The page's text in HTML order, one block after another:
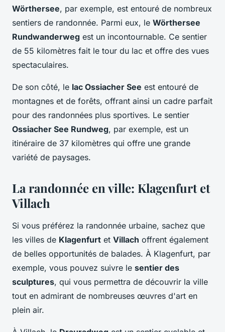
Wörthersee, par exemple, est entouré de nombreux
sentiers de randonnée. Parmi eux, le Wörthersee
Rundwanderweg est un incontournable. Ce sentier
de 55 kilomètres fait le tour du lac et offre des vues
spectaculaires.
De son côté, le lac Ossiacher See est entouré de
montagnes et de forêts, offrant ainsi un cadre parfait
pour des randonnées plus sportives. Le sentier
Ossiacher See Rundweg, par exemple, est un
itinéraire de 37 kilomètres qui offre une grande
variété de paysages.
La randonnée en ville: Klagenfurt et
Villach
Si vous préférez la randonnée urbaine, sachez que
les villes de Klagenfurt et Villach offrent également
de belles opportunités de balades. À Klagenfurt, par
exemple, vous pouvez suivre le sentier des
sculptures, qui vous permettra de découvrir la ville
tout en admirant de nombreuses œuvres d'art en
plein air.